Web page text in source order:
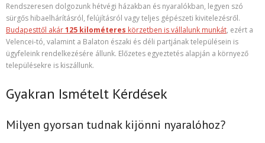
Rendszeresen dolgozunk hétvégi házakban és nyaralókban, legyen szó
sürgős hibaelhárításról, felújításról vagy teljes gépészeti kivitelezésről.
Budapesttől akár125 kilométeres körzetben is vállalunk munkát, ezért a
Velencei-tó, valamint a Balaton északi és déli partjának településein is
ügyfeleink rendelkezésére állunk. Előzetes egyeztetés alapján a környező
településekre is kiszállunk.
Gyakran Ismételt Kérdések
Milyen gyorsan tudnak kijönni nyaralóhoz?